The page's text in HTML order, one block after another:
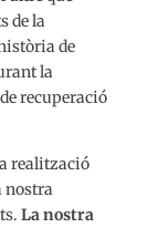
de la
de
la
recuperació
realització
nostra
La nostra